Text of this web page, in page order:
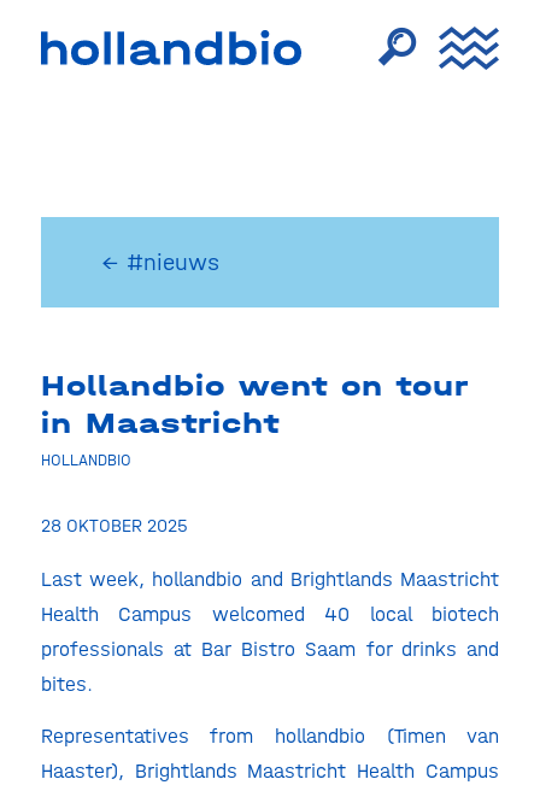
← #nieuws
Hollandbio went on tour
in Maastricht
HOLLANDBIO
28 OKTOBER 2025
Last week, hollandbio and Brightlands Maastricht
Health Campus welcomed 40 local biotech
professionals at Bar Bistro Saam for drinks and
bites.
Representatives from hollandbio (Timen van
Haaster), Brightlands Maastricht Health Campus